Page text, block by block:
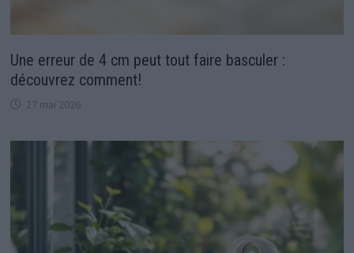
Une erreur de 4 cm peut tout faire basculer :
découvrez comment!
27 mai 2026